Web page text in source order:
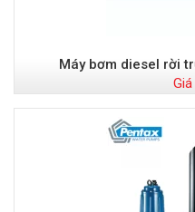
Máy bơm diesel rời